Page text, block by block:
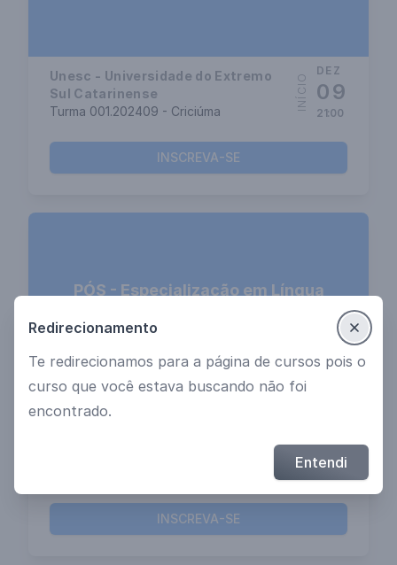
Unesc - Universidade do Extremo
Sul Catarinense
Turma 001.202409 - Criciúma
INÍCIO
DEZ
09
21:00
INSCREVA-SE
PÓS - Especialização em Língua
INÍCIO 02
INSCREVA-SE
Redirecionamento
Te redirecionamos para a página de cursos pois o
curso que você estava buscando não foi
encontrado.
Entendi